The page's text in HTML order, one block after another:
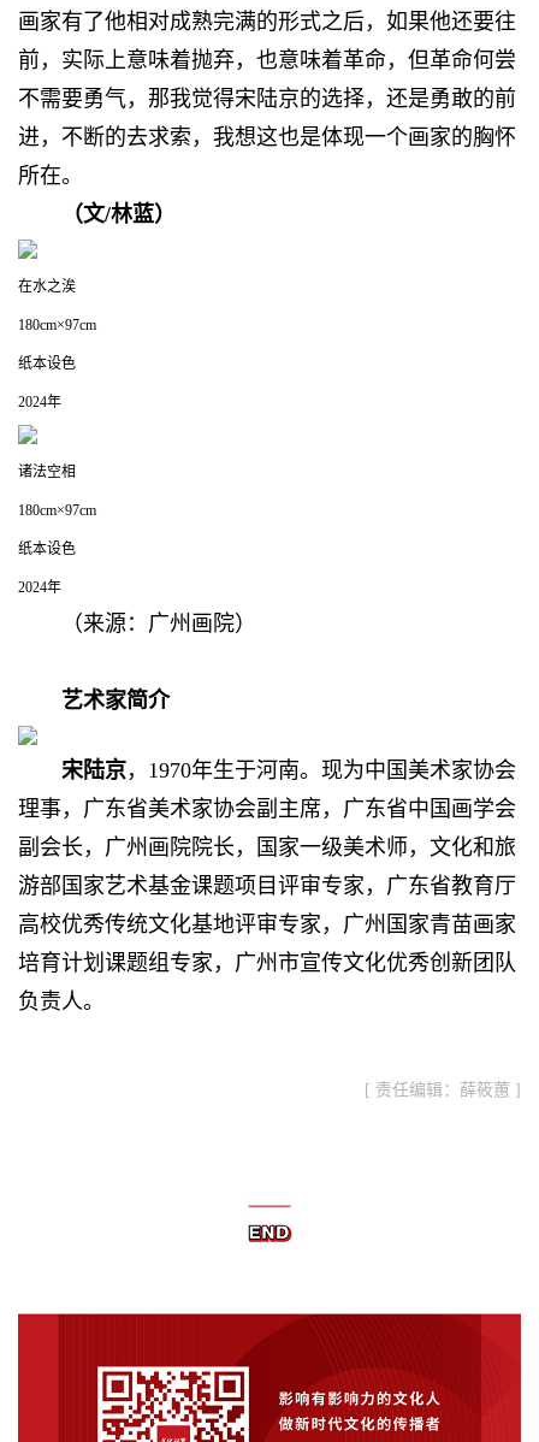
画家有了他相对成熟完满的形式之后，如果他还要往
前，实际上意味着抛弃，也意味着革命，但革命何尝
不需要勇气，那我觉得宋陆京的选择，还是勇敢的前
进，不断的去求索，我想这也是体现一个画家的胸怀
所在。
（文/林蓝）
在水之涘
180cm×97cm
纸本设色
2024年
诸法空相
180cm×97cm
纸本设色
2024年
（来源：广州画院）
艺术家简介
宋陆京，1970年生于河南。现为中国美术家协会
理事，广东省美术家协会副主席，广东省中国画学会
副会长，广州画院院长，国家一级美术师，文化和旅
游部国家艺术基金课题项目评审专家，广东省教育厅
高校优秀传统文化基地评审专家，广州国家青苗画家
培育计划课题组专家，广州市宣传文化优秀创新团队
负责人。
[ 责任编辑：薛筱蕙 ]